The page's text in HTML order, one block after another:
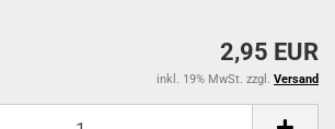
2,95 EUR
inkl. 19% MwSt. zzgl. Versand